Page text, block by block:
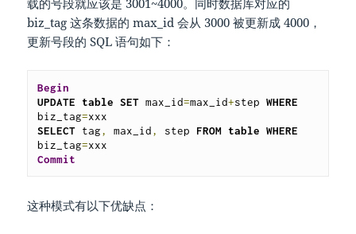
biz_tag 这条数据的 max_id 会从 3000 被更新成 4000，
更新号段的 SQL 语句如下：
Begin
UPDATE table SET max_id=max_id+step WHERE
biz_tag=
SELECT tag, max_id, step FROM table WHERE
biz_tag=
Commit
这种模式有以下优缺点：